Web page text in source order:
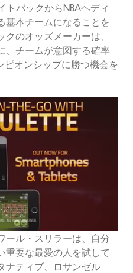
トバックからNBAヘディ
基本チームになることを
のオッズメーカーは、
、チームが意図する確率
ピオンシップに勝つ機会を
ール・スリラーは、自分
重要な最愛の人を試して
ナティブ、ロサンゼル